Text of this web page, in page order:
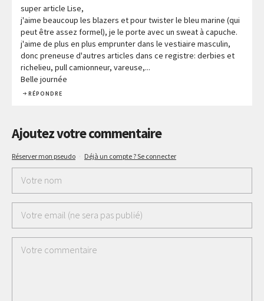
super article Lise,
j'aime beaucoup les blazers et pour twister le bleu marine (qui
peut être assez formel), je le porte avec un sweat à capuche.
j'aime de plus en plus emprunter dans le vestiaire masculin,
donc preneuse d'autres articles dans ce registre: derbies et
richelieu, pull camionneur, vareuse,...
Belle journée
RÉPONDRE
Ajoutez votre commentaire
Réserver mon pseudo · Déjà un compte ? Se connecter